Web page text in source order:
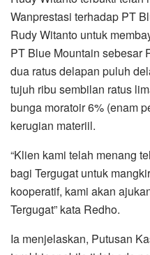
Wanprestasi terhadap PT
Rudy Witanto untuk
PT Blue Mountain sebesar
dua ratus delapan puluh
tujuh ribu sembilan ratus
bunga moratoir 6% (enam
kerugian materiil.
“Klien kami telah menang
bagi Tergugat untuk
kooperatif, kami akan
Tergugat” kata Redho.
Ia menjelaskan, Putusan